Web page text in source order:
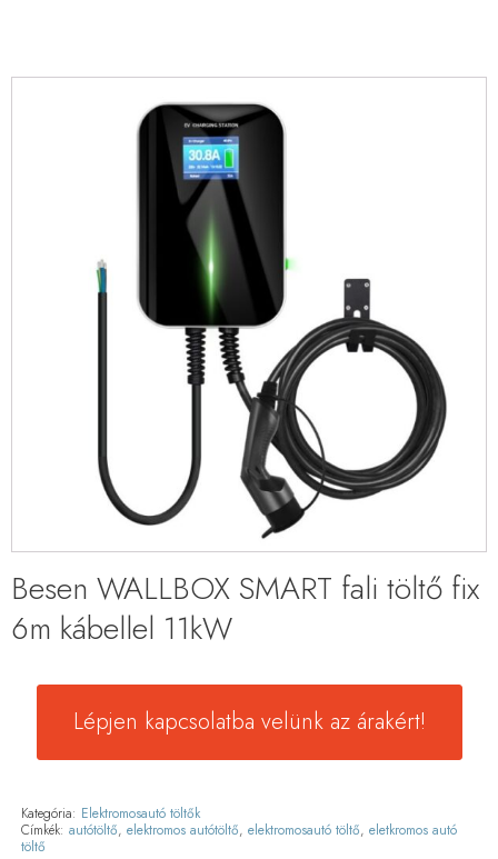
Besen WALLBOX SMART fali töltő fix
6m kábellel 11kW
Lépjen kapcsolatba velünk az árakért!
Kategória: Elektromosautó töltők
Címkék: autótöltő, elektromos autótöltő, elektromosautó töltő, eletkromos autó
töltő